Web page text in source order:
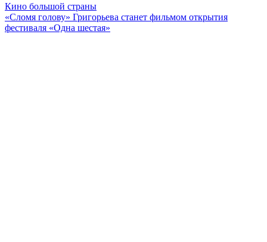
Кино большой страны
«Сломя голову» Григорьева станет фильмом открытия
фестиваля «Одна шестая»